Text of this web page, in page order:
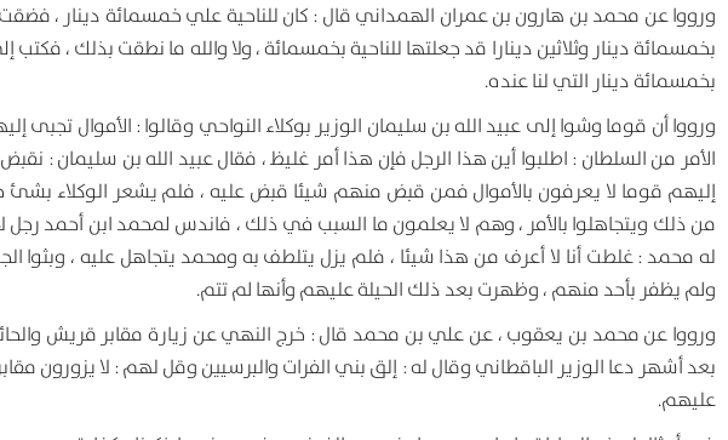
ورووا عن محمد بن هارون بن عمران الهمداني قال : كان للناحية علي خمسمائة دينار ،
بخمسمائة دينار وثلاثين دينارا قد جعلتها للناحية بخمسمائة ، ولا والله ما نطقت بذلك ،
بخمسمائة دينار التي لنا عنده.
ورووا أن قوما وشوا إلى عبيد الله بن سليمان الوزير بوكلاء النواحي وقالوا : الأموال
الأمر من السلطان : اطلبوا أين هذا الرجل فإن هذا أمر غليظ ، فقال عبيد الله بن سليمان :
إليهم قوما لا يعرفون بالأموال فمن قبض منهم شيئا قبض عليه ، فلم يشعر الوكلاء بشئ
من ذلك ويتجاهلوا بالأمر ، وهم لا يعلمون ما السبب في ذلك ، فاندس لمحمد ابن أحمد رجل
له محمد : غلطت أنا لا أعرف من هذا شيئا ، فلم يزل يتلطف به ومحمد يتجاهل عليه ، وبثوا
ولم يظفر بأحد منهم ، وظهرت بعد ذلك الحيلة عليهم وأنها لم تتم.
ورووا عن محمد بن يعقوب ، عن علي بن محمد قال : خرج النهي عن زيارة مقابر قريش
بعد أشهر دعا الوزير الباقطاني وقال له : إلق بني الفرات والبرسيين وقل لهم : لا يزورون
عليهم.